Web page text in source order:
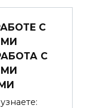
С
С